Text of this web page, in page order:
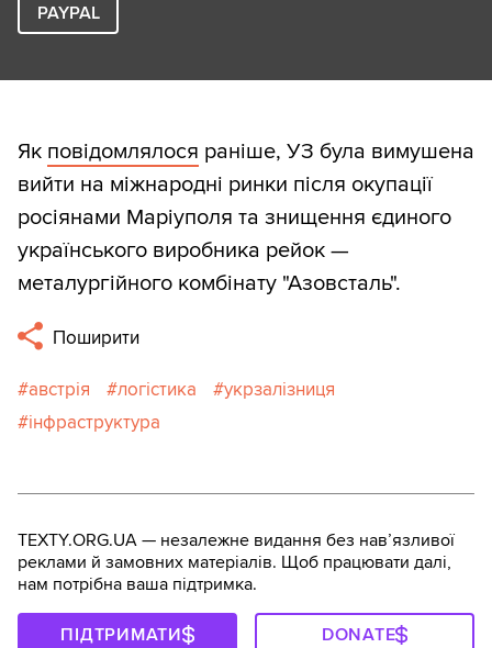
PAYPAL
Як повідомлялося раніше, УЗ була вимушена
вийти на міжнародні ринки після окупації
росіянами Маріуполя та знищення єдиного
українського виробника рейок —
металургійного комбінату "Азовсталь".
Поширити
австрія логістика
укрзалізниця
інфраструктура
TEXTY.ORG.UA — незалежне видання без навʼязливої
реклами й замовних матеріалів. Щоб працювати далі,
нам потрібна ваша підтримка.
ПІДТРИМАТИ DONATE